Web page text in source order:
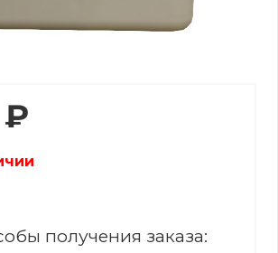
₽
получения заказа: